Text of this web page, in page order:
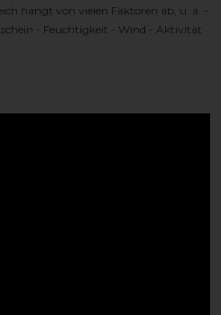
hängt von vielen Faktoren ab, u. a. -
- Feuchtigkeit - Wind - Aktivität